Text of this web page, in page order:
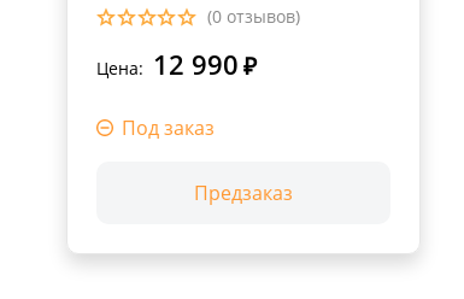
(0 отзывов)
Цена: 12 990 ₽
Под заказ
Предзаказ